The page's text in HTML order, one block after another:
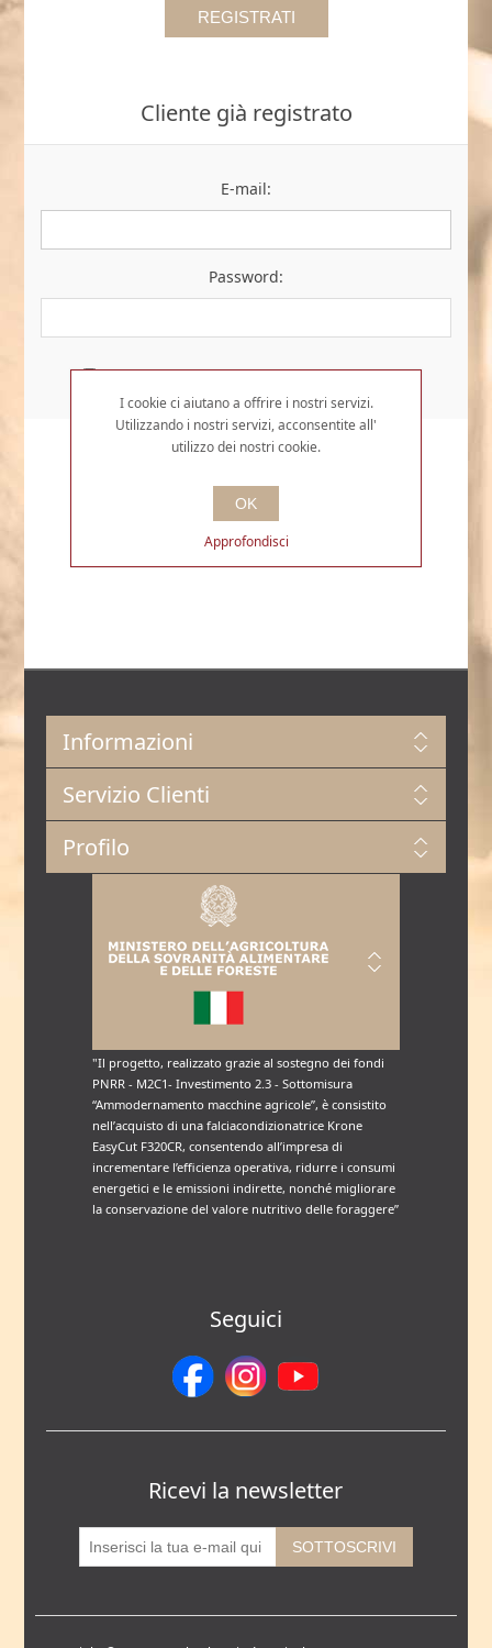
Cliente già registrato
E-mail:
Password:
Resta collegato Password dimenticata?
Informazioni
Servizio Clienti
Profilo
"Il progetto, realizzato grazie al sostegno dei fondi
PNRR - M2C1- Investimento 2.3 - Sottomisura
“Ammodernamento macchine agricole”, è consistito
nell’acquisto di una falciacondizionatrice Krone
EasyCut F320CR, consentendo all’impresa di
incrementare l’efficienza operativa, ridurre i consumi
energetici e le emissioni indirette, nonché migliorare
la conservazione del valore nutritivo delle foraggere”
Seguici
Ricevi la newsletter
I cookie ci aiutano a offrire i nostri servizi.
Utilizzando i nostri servizi, acconsentite all'
utilizzo dei nostri cookie.
OK
Approfondisci